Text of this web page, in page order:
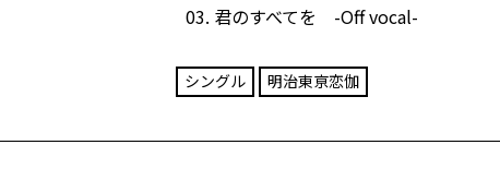
君のすべてを -Off vocal-
シングル 明治東亰恋伽